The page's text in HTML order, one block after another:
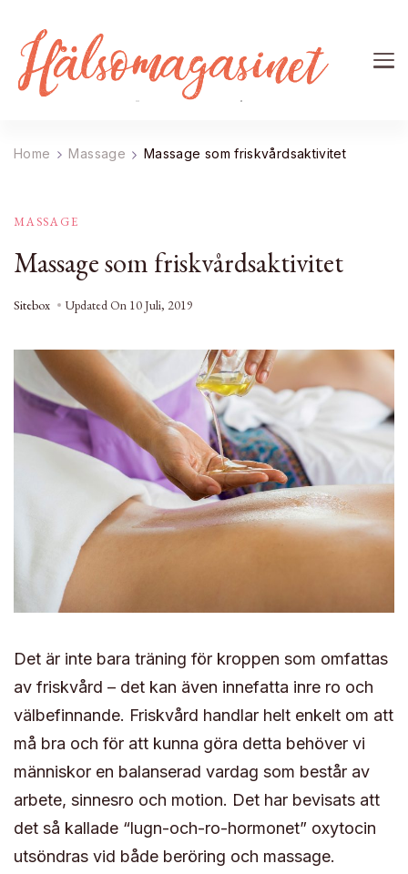
Home Massage Massage som friskvårdsaktivitet
MASSAGE
Massage som friskvårdsaktivitet
Sitebox Updated On 10 Juli, 2019
Det är inte bara träning för kroppen som omfattas
av friskvård – det kan även innefatta inre ro och
välbefinnande. Friskvård handlar helt enkelt om att
må bra och för att kunna göra detta behöver vi
människor en balanserad vardag som består av
arbete, sinnesro och motion. Det har bevisats att
det så kallade “lugn-och-ro-hormonet” oxytocin
utsöndras vid både beröring och massage.